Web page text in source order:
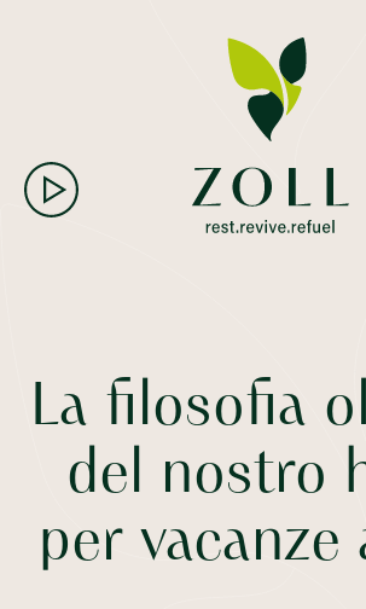
La filosofia
del nostro
per vacanze